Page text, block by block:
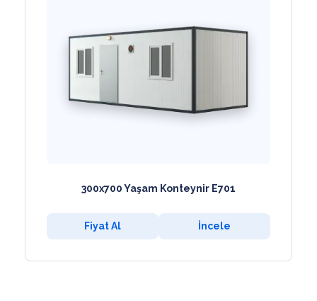
300x700 Yaşam Konteynir E701
Fiyat Al İncele